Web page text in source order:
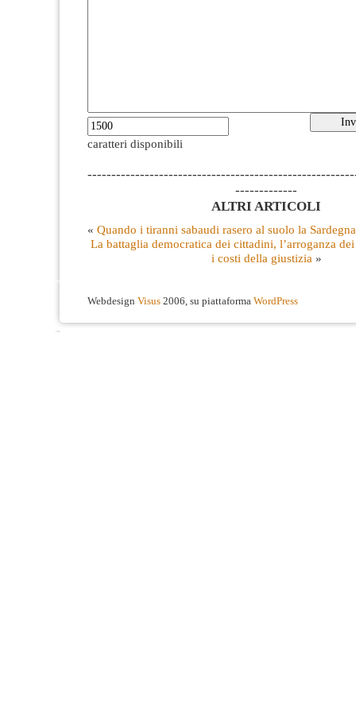
caratteri disponibili
-------------
ALTRI ARTICOLI
« Quando i tiranni sabaudi rasero al suolo la Sardegna
La battaglia democratica dei cittadini, l’arroganza
i costi della giustizia »
Webdesign Visus 2006, su piattaforma WordPress